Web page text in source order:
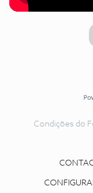
Condições do